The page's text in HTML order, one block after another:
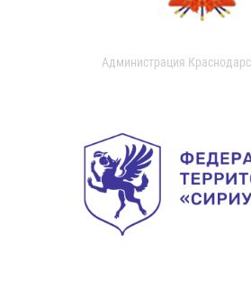
Администрация